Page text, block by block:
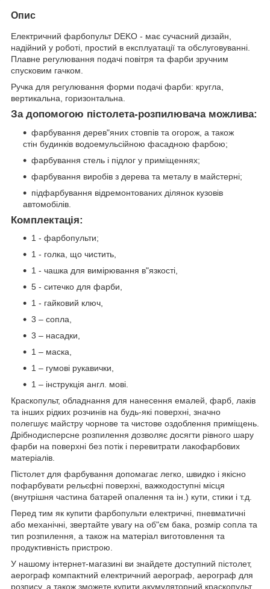
Опис
Електричний фарбопульт DEKO - має сучасний дизайн,
надійний у роботі, простий в експлуатації та обслуговуванні.
Плавне регулювання подачі повітря та фарби зручним
спусковим гачком.
Ручка для регулювання форми подачі фарби: кругла,
вертикальна, горизонтальна.
За допомогою пістолета-розпилювача можлива:
фарбування дерев"яних стовпів та огорож, а також
стін будинків водоемульсійною фасадною фарбою;
фарбування стель і підлог у приміщеннях;
фарбування виробів з дерева та металу в майстерні;
підфарбування відремонтованих ділянок кузовів
автомобілів.
Комплектація:
1 - фарбопульти;
1 - голка, що чистить,
1 - чашка для вимірювання в"язкості,
5 - ситечко для фарби,
1 - гайковий ключ,
3 – сопла,
3 – насадки,
1 – маска,
1 – гумові рукавички,
1 – інструкція англ. мові.
Краскопульт, обладнання для нанесення емалей, фарб, лаків
та інших рідких розчинів на будь-які поверхні, значно
полегшує майстру чорнове та чистове оздоблення приміщень.
Дрібнодисперсне розпилення дозволяє досягти рівного шару
фарби на поверхні без потік і перевитрати лакофарбових
матеріалів.
Пістолет для фарбування допомагає легко, швидко і якісно
пофарбувати рельєфні поверхні, важкодоступні місця
(внутрішня частина батарей опалення та ін.) кути, стики і т.д.
Перед тим як купити фарбопульти електричні, пневматичні
або механічні, звертайте увагу на об"єм бака, розмір сопла та
тип розпилення, а також на матеріал виготовлення та
продуктивність пристрою.
У нашому інтернет-магазині ви знайдете доступний пістолет,
аерограф компактний електричний аерограф, аерограф для
розпису, а також зможете купити акумуляторний краскопульт